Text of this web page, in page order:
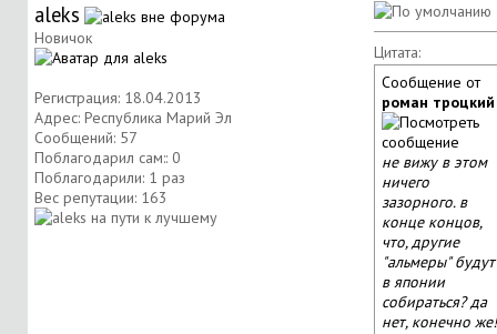
aleks
Новичок
Регистрация: 18.04.2013
Адрес: Республика Марий Эл
Сообщений: 57
Поблагодарил сам:: 0
Поблагодарили: 1 раз
Вес репутации: 163
Цитата:
Сообщение от
роман троцкий
не вижу в этом
ничего
зазорного. в
конце концов,
что, другие
"альмеры" будут
в японии
собираться? да
нет, конечно же!